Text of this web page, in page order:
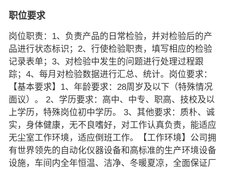
职位要求
岗位职责：1、负责产品的日常检验，并对检验后的产
品进行状态标识；2、行使检验职责，填写相应的检验
记录表单；3、对检验中发生的问题进行处理过程跟
踪；4、每月对检验数据进行汇总、统计。岗位要求：
【基本要求】1、年龄要求：28周岁及以下（特殊情况
面议）。 2、学历要求：高中、中专、职高、技校及以
上学历，特殊岗位初中学历。 3、其他要求：质朴、诚
实，身体健康，无不良嗜好，对工作认真负责，能适应
无尘室工作环境，适应倒班工作。【工作环境】公司拥
有世界领先的自动化仪器设备和高标准的生产环境设备
设施，车间内全年恒温、洁净、冬暖夏凉，全面保证厂